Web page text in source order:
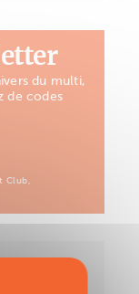
du multi,
de codes
Club,